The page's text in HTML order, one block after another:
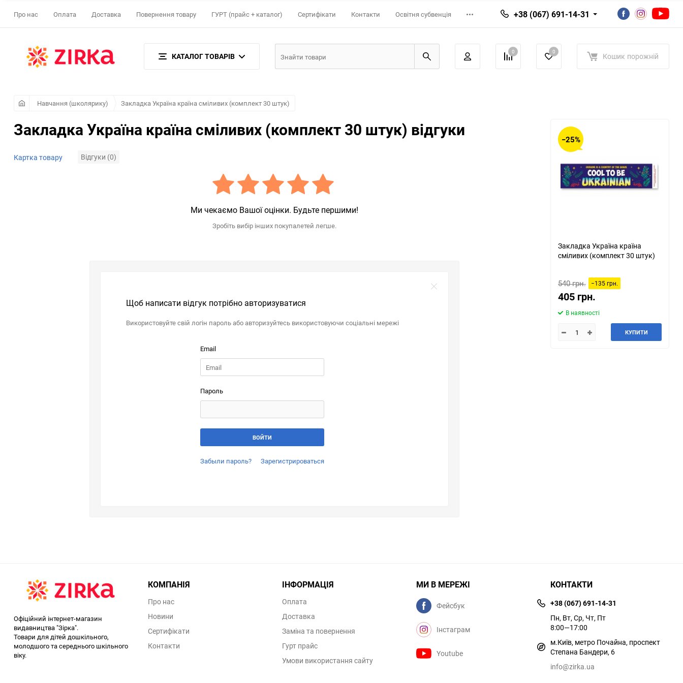
Про нас Оплата Доставка Повернення товару ГУРТ (прайс + каталог) Сертифікати Контакти Освітня субвенція +38 (067) 691-14-31
КАТАЛОГ ТОВАРІВ 0 0 Кошик порожній
Навчання (школярику) Закладка Україна країна сміливих (комплект 30 штук)
Закладка Україна країна сміливих (комплект 30 штук) відгуки
Картка товару Відгуки (0)
Ми чекаємо Вашої оцінки. Будьте першими!
Зробіть вибір інших покупалетей легше.
Щоб написати відгук потрібно авторизуватися
Використовуйте свій логін пароль або авторизуйтесь використовуючи соціальні мережі
Email
Пароль
Забыли пароль? Зарегистрироваться
−25%
Закладка Україна країна
сміливих (комплект 30 штук)
540 грн. −135 грн.
405 грн.
В наявності
КУПИТИ
Офіційний інтернет-магазин
видавництва "Зірка".
Товари для дітей дошкільного,
молодшого та середнього шкільного
віку.
КОМПАНІЯ
Про нас
Новини
Сертифікати
Контакти
ІНФОРМАЦІЯ
Оплата
Доставка
Заміна та повернення
Гурт прайс
Умови використання сайту
МИ В МЕРЕЖІ
Фейсбук
Інстаграм
Youtube
КОНТАКТИ
+38 (067) 691-14-31
Пн, Вт, Ср, Чт, Пт
8:00—17:00
м.Київ, метро Почайна, проспект
Степана Бандери, 6
info@zirka.ua